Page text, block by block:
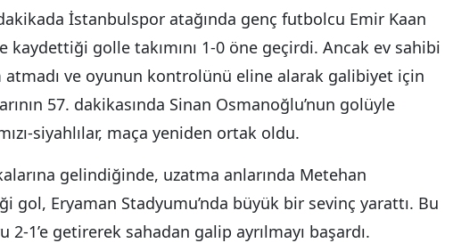
İstanbulspor atağında genç futbolcu Emir Kaan
kaydettiği golle takımını 1-0 öne geçirdi. Ancak ev sahibi
atmadı ve oyunun kontrolünü eline alarak galibiyet için
57. dakikasında Sinan Osmanoğlu’nun golüyle
siyahlılar, maça yeniden ortak oldu.
gelindiğinde, uzatma anlarında Metehan
gol, Eryaman Stadyumu’nda büyük bir sevinç yarattı. Bu
1’e getirerek sahadan galip ayrılmayı başardı.